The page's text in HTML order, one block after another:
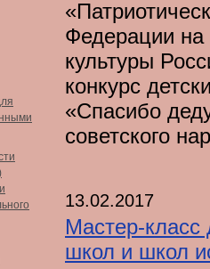
Федерации на
культуры
конкурс
«Спасибо
советского
13.02.2017
Мастер-класс
школ и школ